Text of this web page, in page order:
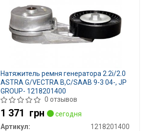
Натяжитель ремня генератора 2.2i/2.0
ASTRA G/VECTRA B,C/SAAB 9-3 04-, JP
GROUP- 1218201400
0 отзывов
1 371 грн
сегодня
Артикул:
1218201400